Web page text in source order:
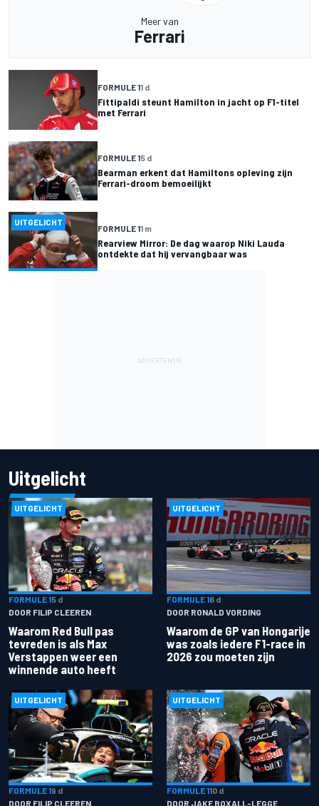
Meer van
Ferrari
FORMULE 11 d
Fittipaldi steunt Hamilton in jacht op F1-titel
met Ferrari
FORMULE 15 d
Bearman erkent dat Hamiltons opleving zijn
Ferrari-droom bemoeilijkt
UITGELICHT
FORMULE 11 m
Rearview Mirror: De dag waarop Niki Lauda
ontdekte dat hij vervangbaar was
Uitgelicht
UITGELICHT
FORMULE 15 d
DOOR FILIP CLEEREN
Waarom Red Bull pas
tevreden is als Max
Verstappen weer een
winnende auto heeft
UITGELICHT
FORMULE 16 d
DOOR RONALD VORDING
Waarom de GP van Hongarije
was zoals iedere F1-race in
2026 zou moeten zijn
UITGELICHT
FORMULE 19 d
DOOR FILIP CLEEREN
UITGELICHT
FORMULE 110 d
DOOR JAKE BOXALL-LEGGE